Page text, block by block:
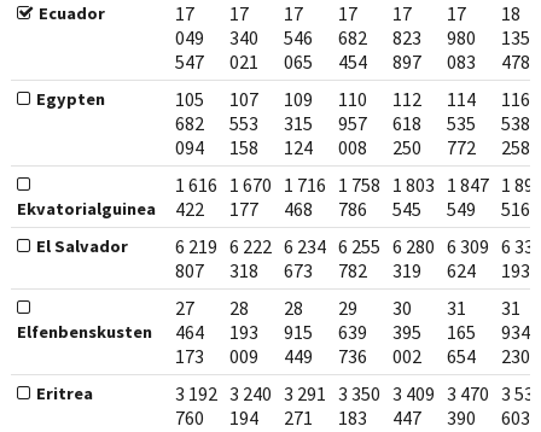
Ecuador
17
049
547
17
340
021
17
546
065
17
682
454
17
823
897
17
980
083
18
135
478
Egypten
105
682
094
107
553
158
109
315
124
110
957
008
112
618
250
114
535
772
116
538
258
Ekvatorialguinea
1 616
422
1 670
177
1 716
468
1 758
786
1 803
545
1 847
549
1
516
El Salvador
6 219
807
6 222
318
6 234
673
6 255
782
6 280
319
6 309
624
6
193
Elfenbenskusten
27
464
173
28
193
009
28
915
449
29
639
736
30
395
002
31
165
654
31
934
230
Eritrea
3 192
760
3 240
194
3 291
271
3 350
183
3 409
447
3 470
390
3
603